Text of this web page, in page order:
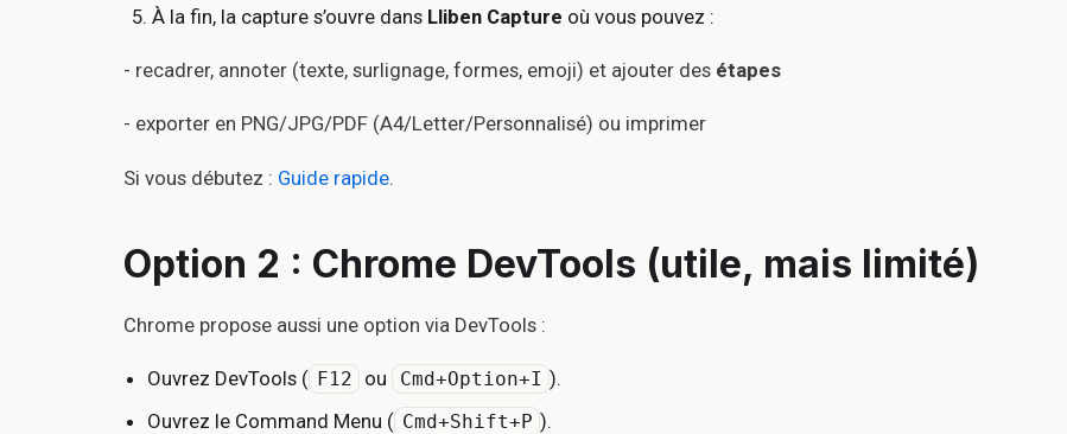
À la fin, la capture s’ouvre dans Lliben Capture où vous pouvez :
- recadrer, annoter (texte, surlignage, formes, emoji) et ajouter des étapes
- exporter en PNG/JPG/PDF (A4/Letter/Personnalisé) ou imprimer
Si vous débutez : Guide rapide.
Option 2 : Chrome DevTools (utile, mais limité)
Chrome propose aussi une option via DevTools :
Ouvrez DevTools ( F12 ou Cmd+Option+I ).
Ouvrez le Command Menu ( Cmd+Shift+P ).